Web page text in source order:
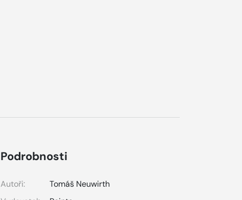
Podrobnosti
Autoři:
Tomáš Neuwirth